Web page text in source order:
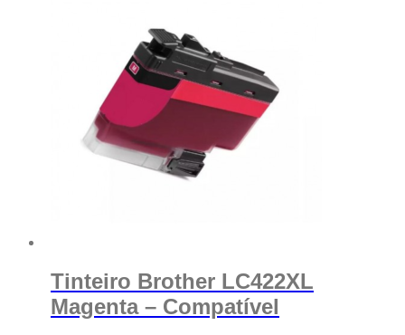
Tinteiro Brother LC422XL
Magenta – Compatível